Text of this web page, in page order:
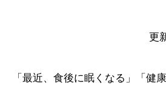
更
「最近、食後に眠くなる」「健